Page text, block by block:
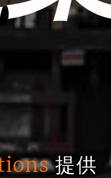
提供